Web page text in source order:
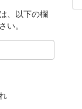
、以下の欄
い。